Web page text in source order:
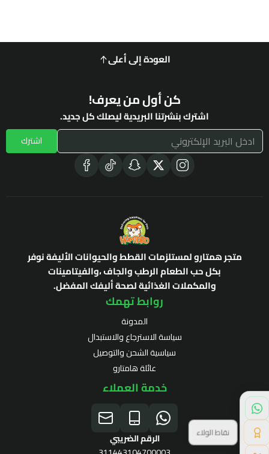
العودة إلى أعلى
كن أول من يعرف!
اشترك بنشرتنا البريدية ليصلك كل جديد.
اشترك
متجر همتارو لمستلزمات القطط والحيوانات الأليفة نوفر
بكل حب الطعام الرطب والجاف ،والفيتامينات
والمكملات الغذائية لصحة أليفك المفضل.
روابط تهمك
المدونة
سياسة الاسترجاع والاستبدال
سياسية الشحن والتوصيل
عائلة هامتارو
خدمة العملاء
الرقم الضريبي
نقاط الولاء